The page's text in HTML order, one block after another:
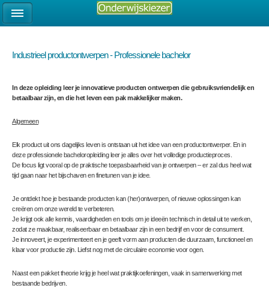
Industrieel productontwerpen - Professionele bachelor
In deze opleiding leer je innovatieve producten ontwerpen die gebruiksvriendelijk en
betaalbaar zijn, en die het leven een pak makkelijker maken.
Algemeen
Elk product uit ons dagelijks leven is ontstaan uit het idee van een productontwerper. En in
deze professionele bacheloropleiding leer je alles over het volledige productieproces.
De focus ligt vooral op de praktische toepasbaarheid van je ontwerpen – er zal dus heel wat
tijd gaan naar het bijschaven en finetunen van je idee.
Je ontdekt hoe je bestaande producten kan (her)ontwerpen, of nieuwe oplossingen kan
creëren om onze wereld te verbeteren.
Je krijgt ook alle kennis, vaardigheden en tools om je ideeën technisch in detail uit te werken,
zodat ze maakbaar, realiseerbaar en betaalbaar zijn in een bedrijf en voor de consument.
Je innoveert, je experimenteert en je geeft vorm aan producten die duurzaam, functioneel en
klaar voor productie zijn. Liefst nog met de circulaire economie voor ogen.
Naast een pakket theorie krijg je heel wat praktijkoefeningen, vaak in samenwerking met
bestaande bedrijven.